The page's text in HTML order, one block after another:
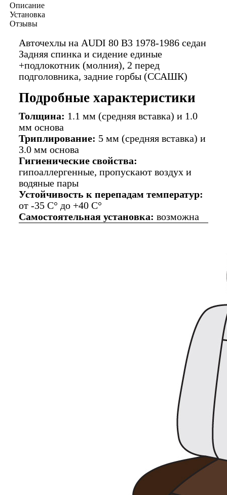
Описание
Установка
Отзывы
Авточехлы на AUDI 80 В3 1978-1986 седан
Задняя спинка и сидение единые
+подлокотник (молния), 2 перед
подголовника, задние горбы (ССАШК)
Подробные характеристики
Толщина: 1.1 мм (средняя вставка) и 1.0
мм основа
Триплирование: 5 мм (средняя вставка) и
3.0 мм основа
Гигиенические свойства:
гипоаллергенные, пропускают воздух и
водяные пары
Устойчивость к перепадам температур:
от -35 C° до +40 C°
Самостоятельная установка: возможна